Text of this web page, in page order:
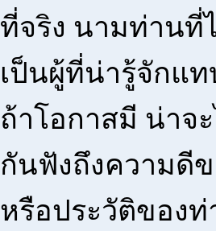
ที่จริง นามท่านที่
เป็นผู้ที่น่ารู้จักแ
ถ้าโอกาสมี น่าจ
กันฟังถึงความดี
หรือประวัติของ